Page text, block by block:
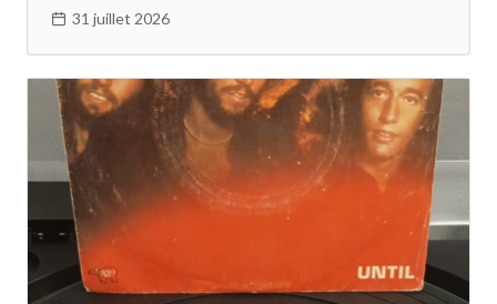
31 juillet 2026